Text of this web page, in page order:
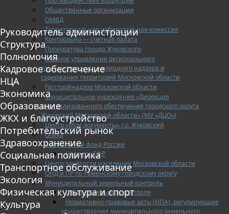
Общественные организации
ОМВД
Территориальная избирательная комиссия
Контрольно — счетная палата
Прокуратура города Жуковского
Главное управление регионального
государственного жилищного надзора и
содержания территорий Московской области
Госстройнадзор Московской области
Муниципальное учреждение «Дирекция
централизованного обеспечения городского округа
Жуковский Московской области» (МУ «ДЦО»)
Центр «Мои документы» г.о. Жуковский
Опека
Социальный фонд России
Новости СФР
Центр занятости населения Московской области
ОНД и ПР по Раменскому городскому округу
Муниципальный земельный контроль
Отдел земельного контроля
Нормативно-правовые акты (НПА), регулирующие
осуществление муниципального земельного
Руководитель администрации
Структура
Полномочия
Кадровое обеспечение
НЦА
Экономика
Образование
ЖКХ и благоустройство
Потребительский рынок
Здравоохранение
Социальная политика
Транспортное обслуживание
Экология
Физическая культура и спорт
Культура